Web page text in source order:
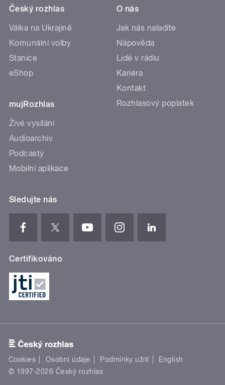
Český rozhlas
Válka na Ukrajině
Komunální volby
Stanice
eShop
mujRozhlas
Živé vysílání
Audioarchiv
Podcasty
Mobilní aplikace
O nás
Jak nás naladíte
Nápověda
Lidé v rádiu
Kariéra
Kontakt
Rozhlasový poplatek
Sledujte nás
Certifikováno
Cookies Osobní údaje Podmínky užití
English
© 1997-2026 Český rozhlas